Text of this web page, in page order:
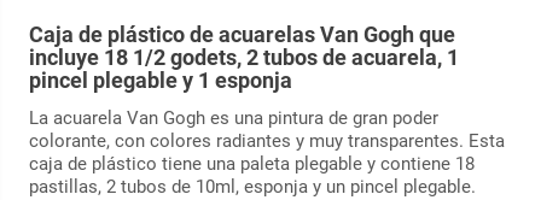
Caja de plástico de acuarelas Van Gogh que
incluye 18 1/2 godets, 2 tubos de acuarela, 1
pincel plegable y 1 esponja
La acuarela Van Gogh es una pintura de gran poder
colorante, con colores radiantes y muy transparentes. Esta
caja de plástico tiene una paleta plegable y contiene 18
pastillas, 2 tubos de 10ml, esponja y un pincel plegable.